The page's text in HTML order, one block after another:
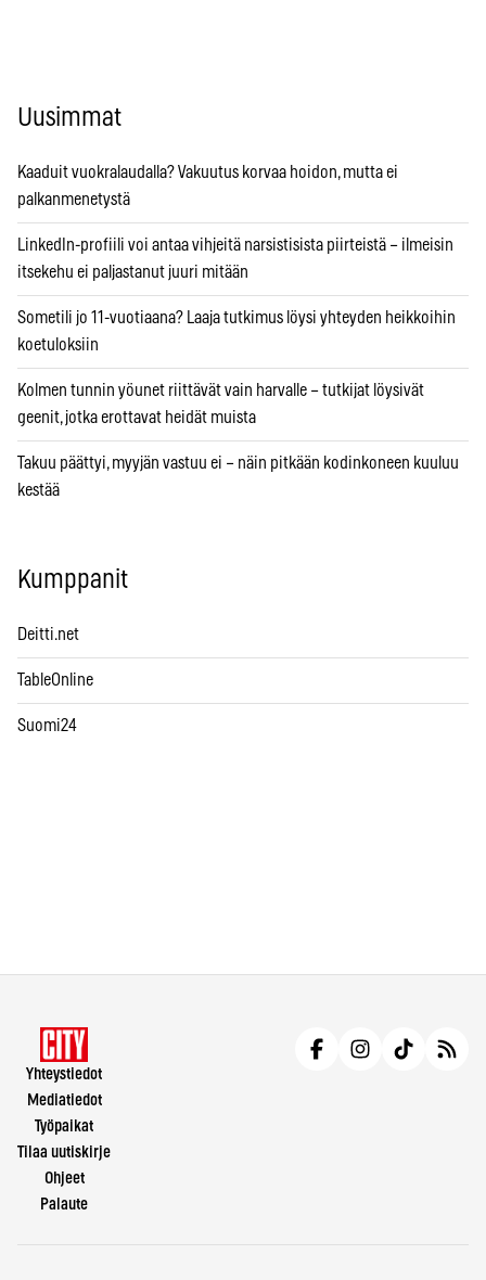
Uusimmat
Kaaduit vuokralaudalla? Vakuutus korvaa hoidon, mutta ei
palkanmenetystä
LinkedIn-profiili voi antaa vihjeitä narsistisista piirteistä – ilmeisin
itsekehu ei paljastanut juuri mitään
Sometili jo 11-vuotiaana? Laaja tutkimus löysi yhteyden heikkoihin
koetuloksiin
Kolmen tunnin yöunet riittävät vain harvalle – tutkijat löysivät
geenit, jotka erottavat heidät muista
Takuu päättyi, myyjän vastuu ei – näin pitkään kodinkoneen kuuluu
kestää
Kumppanit
Deitti.net
TableOnline
Suomi24
Yhteystiedot
Mediatiedot
Työpaikat
Tilaa uutiskirje
Ohjeet
Palaute